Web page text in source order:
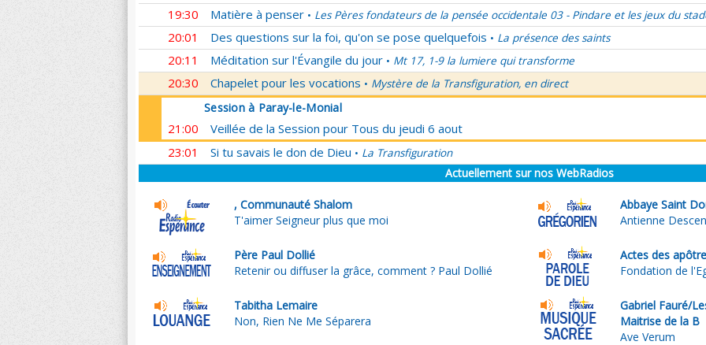
19:30 Matière à penser • Les Pères fondateurs de la pensée occidentale 03 - Pindare et les jeux du
20:01 Des questions sur la foi, qu'on se pose quelquefois • La présence des saints
20:11 Méditation sur l'Évangile du jour • Mt 17, 1-9 la lumiere qui transforme
20:30 Chapelet pour les vocations • Mystère de la Transfiguration, en direct
Session à Paray-le-Monial
21:00
Veillée de la Session pour Tous du jeudi 6 aout
23:01
Si tu savais le don de Dieu • La Transfiguration
Actuellement sur nos WebRadios
, Communauté Shalom
T'aimer Seigneur plus que moi
Abbaye Saint
Antienne
Père Paul Dollié
Retenir ou diffuser la grâce, comment ? Paul Dollié
Actes des
Fondation de
Tabitha Lemaire
Non, Rien Ne Me Séparera
Gabriel Fauré/
Maitrise de la B
Ave Verum